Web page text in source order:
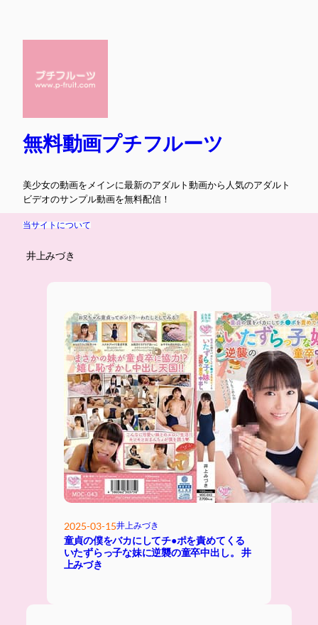
無料動画プチフルーツ
美少女の動画をメインに最新のアダルト動画から人気のアダルト
ビデオのサンプル動画を無料配信！
当サイトについて
井上みづき
2025-03-15井上みづき
童貞の僕をバカにしてチ●ポを責めてくる
いたずらっ子な妹に逆襲の童卒中出し。 井
上みづき